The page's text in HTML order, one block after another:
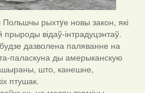
рыхтyе новы закон, які
відаў-інтрадуцэнтаў.
дазволена паляванне на
паласкуна ды амерыканскую
што, канешне,
птушак.